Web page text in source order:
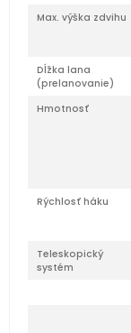
Max. výška zdvihu
Dĺžka lana
(prelanovanie)
Hmotnosť
Rýchlosť háku
Teleskopický
systém